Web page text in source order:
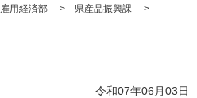
雇用経済部 > 県産品振興課 >
令和07年06月03日